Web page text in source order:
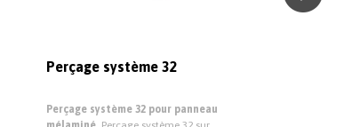
Perçage système 32
Perçage système 32 pour panneau